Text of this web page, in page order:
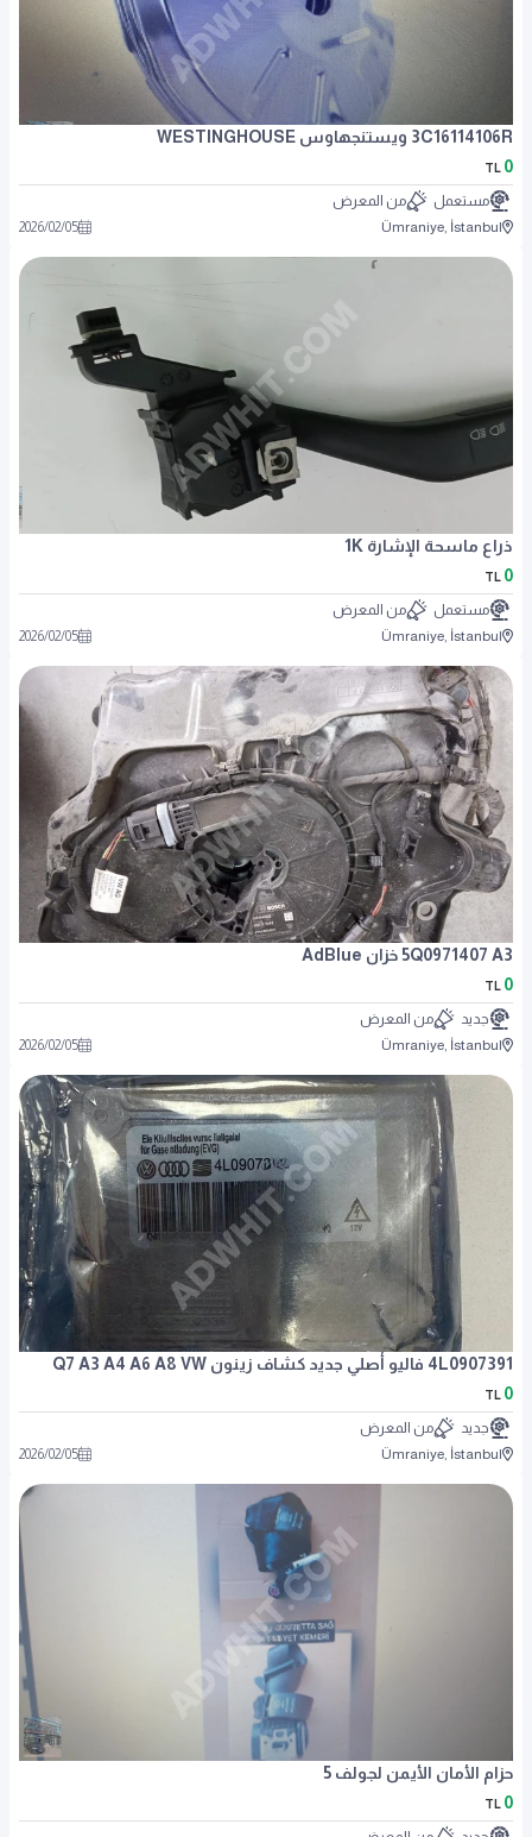
3C16114106R ويستنجهاوس WESTINGHOUSE
0
TL
مستعمل
من المعرض
Ümraniye, İstanbul
2026/02/05
ذراع ماسحة الإشارة 1K
0
TL
مستعمل
من المعرض
Ümraniye, İstanbul
2026/02/05
5Q0971407 A3 خزان AdBlue
0
TL
جديد
من المعرض
Ümraniye, İstanbul
2026/02/05
4L0907391 فاليو أصلي جديد كشاف زينون Q7 A3 A4 A6 A8 VW
0
TL
جديد
من المعرض
Ümraniye, İstanbul
2026/02/05
حزام الأمان الأيمن لجولف 5
0
TL